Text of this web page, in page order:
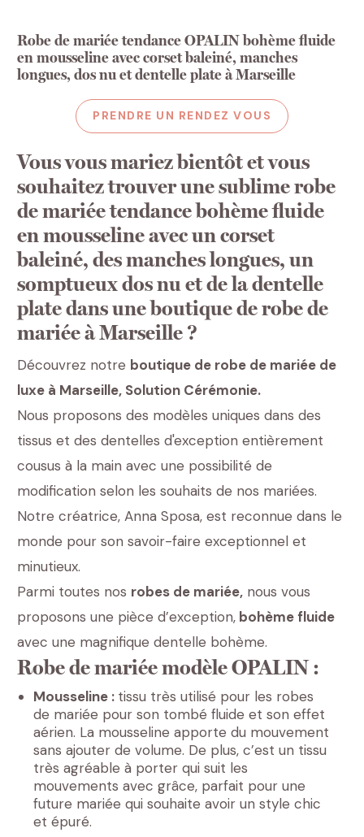
Robe de mariée tendance OPALIN bohème fluide
en mousseline avec corset baleiné, manches
longues, dos nu et dentelle plate à Marseille
PRENDRE UN RENDEZ VOUS
Vous vous mariez bientôt et vous
souhaitez trouver une sublime robe
de mariée tendance bohème fluide
en mousseline avec un corset
baleiné, des manches longues, un
somptueux dos nu et de la dentelle
plate dans une boutique de robe de
mariée à Marseille ?
Découvrez notre boutique de robe de mariée de
luxe à Marseille, Solution Cérémonie.
Nous proposons des modèles uniques dans des
tissus et des dentelles d'exception entièrement
cousus à la main avec une possibilité de
modification selon les souhaits de nos mariées.
Notre créatrice, Anna Sposa, est reconnue dans le
monde pour son savoir-faire exceptionnel et
minutieux.
Parmi toutes nos robes de mariée, nous vous
proposons une pièce d’exception, bohème fluide
avec une magnifique dentelle bohème.
Robe de mariée modèle OPALIN :
Mousseline : tissu très utilisé pour les robes
de mariée pour son tombé fluide et son effet
aérien. La mousseline apporte du mouvement
sans ajouter de volume. De plus, c’est un tissu
très agréable à porter qui suit les
mouvements avec grâce, parfait pour une
future mariée qui souhaite avoir un style chic
et épuré.